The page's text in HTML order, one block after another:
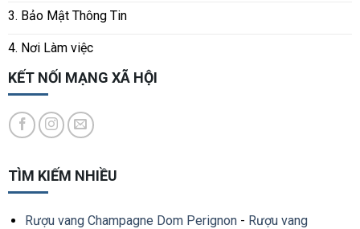
3. Bảo Mật Thông Tin
4. Nơi Làm việc
KẾT NỐI MẠNG XÃ HỘI
TÌM KIẾM NHIỀU
Rượu vang Champagne Dom Perignon- Rượu vang